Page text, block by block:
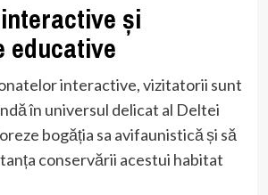
și
educative
interactive, vizitatorii sunt
în universul delicat al Deltei
bogăția sa avifaunistică și să
conservării acestui habitat